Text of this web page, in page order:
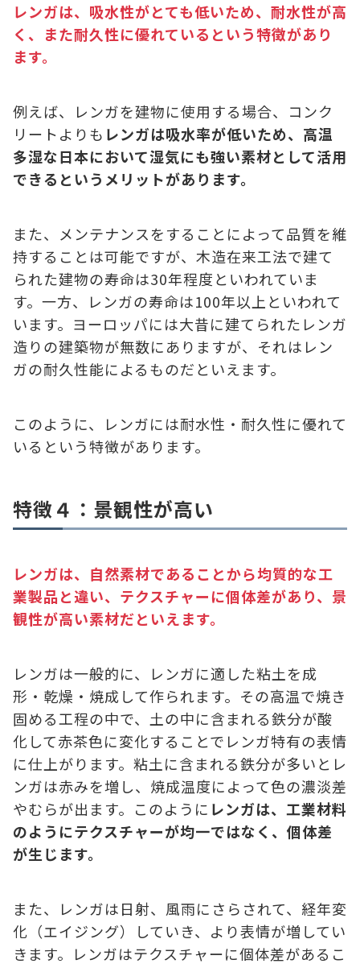
レンガは、吸水性がとても低いため、耐水性が高
く、また耐久性に優れているという特徴があり
ます。
例えば、レンガを建物に使用する場合、コンク
リートよりも レンガは吸水率が低いため、高温
多湿な日本において湿気にも強い素材として活用
できるというメリットがあります。
また、メンテナンスをすることによって品質を維
持することは可能ですが、木造在来工法で建て
られた建物の寿命は30年程度といわれていま
す。一方、レンガの寿命は100年以上といわれて
います。ヨーロッパには大昔に建てられたレンガ
造りの建築物が無数にありますが、それはレン
ガの耐久性能によるものだといえます。
このように、レンガには耐水性・耐久性に優れて
いるという特徴があります。
特徴４：景観性が高い
レンガは、自然素材であることから均質的な工
業製品と違い、テクスチャーに個体差があり、景
観性が高い素材だといえます。
レンガは一般的に、レンガに適した粘土を成
形・乾燥・焼成して作られます。その高温で焼き
固める工程の中で、土の中に含まれる鉄分が酸
化して赤茶色に変化することでレンガ特有の表情
に仕上がります。粘土に含まれる鉄分が多いとレ
ンガは赤みを増し、焼成温度によって色の濃淡差
やむらが出ます。このように レンガは、工業材料
のようにテクスチャーが均一ではなく、個体差
が生じます。
また、レンガは日射、風雨にさらされて、経年変
化（エイジング）していき、より表情が増してい
きます。レンガはテクスチャーに個体差があるこ